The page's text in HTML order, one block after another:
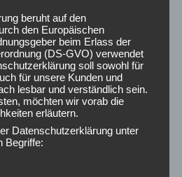
beruht auf den
den Europäischen
beim Erlass der
(DS-GVO) verwendet
soll sowohl für
für unsere Kunden und
lesbar und verständlich sein.
möchten wir vorab die
erläutern.
Datenschutzerklärung unter
Begriffe: